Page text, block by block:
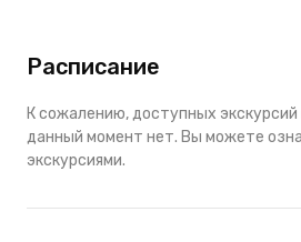
Расписание
К сожалению, доступных
данный момент нет. Вы можете
экскурсиями.